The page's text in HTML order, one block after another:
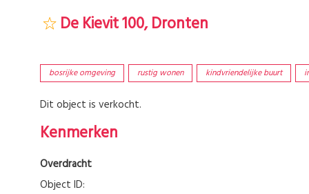
De Kievit 100, Dronten
bosrijke omgeving rustig wonen kindvriendelijke buurt
Dit object is verkocht.
Kenmerken
Overdracht
Object ID: